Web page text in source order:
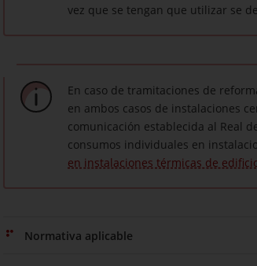
vez que se tengan que utilizar se
En caso de tramitaciones de
en ambos casos de instalaciones
comunicación establecida al Real
consumos individuales en
en instalaciones térmicas de
Normativa aplicable